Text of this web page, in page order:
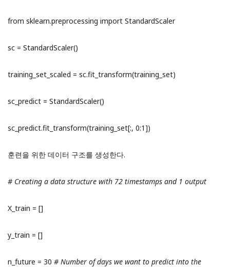
from sklearn.preprocessing import StandardScaler
sc = StandardScaler()
training_set_scaled = sc.fit_transform(training_set)
sc_predict = StandardScaler()
sc_predict.fit_transform(training_set[:, 0:1])
훈련을 위한 데이터 구조를 생성한다.
# Creating a data structure with 72 timestamps and 1 output
X_train = []
y_train = []
n_future = 30 # Number of days we want to predict into the